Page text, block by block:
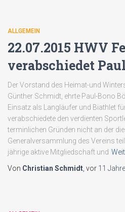
ALLGEMEIN
22.07.2015 HWV
verabschiedet
Der Vorstand des Heimat-und
Günther Schmidt, ehrte Paul-Bono
Einsatz als Langläufer und Biathlet
verabschiedete den verdienten
terminlichen Gründen nicht an der
Generalversammlung des Vereins
jährige aktive Mitgliedschaft und
Von Christian Schmidt , vor 11